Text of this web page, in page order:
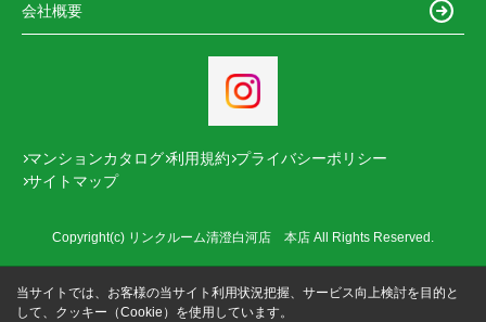
会社概要
マンションカタログ 利用規約 プライバシーポリシー
サイトマップ
Copyright(c) リンクルーム清澄白河店 本店 All Rights Reserved.
当サイトでは、お客様の当サイト利用状況把握、サービス向上検討を目的と
して、クッキー（Cookie）を使用しています。